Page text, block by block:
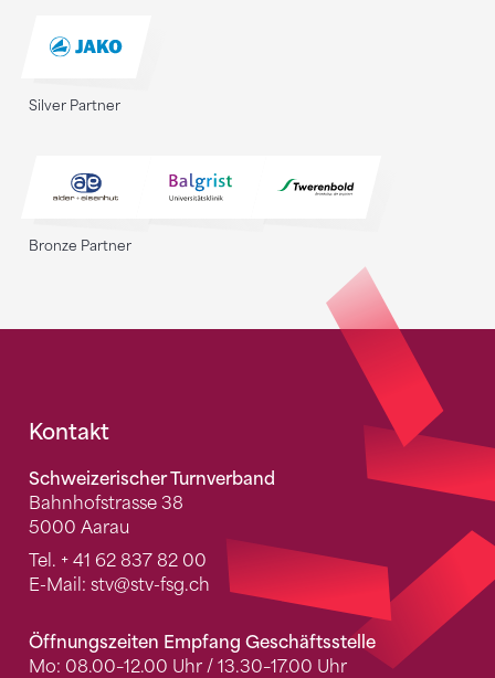
Silver Partner
Bronze Partner
Fusszeile
Kontakt
Schweizerischer Turnverband
Bahnhofstrasse 38
5000 Aarau
Tel. + 41 62 837 82 00
E-Mail: stv@stv-fsg.ch
Öffnungszeiten Empfang Geschäftsstelle
Mo: 08.00–12.00 Uhr / 13.30–17.00 Uhr